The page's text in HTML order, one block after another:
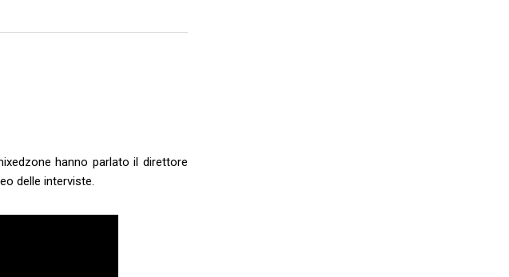
hanno parlato il direttore
delle interviste.